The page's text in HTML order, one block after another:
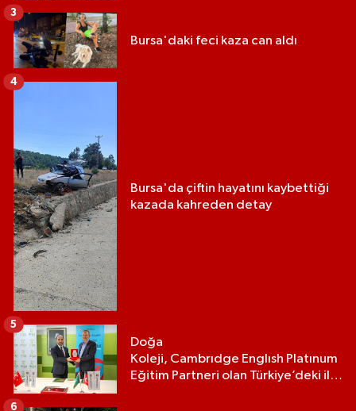
Bursa'daki feci kaza can aldı
3
Bursa'da çiftin hayatını kaybettiği
kazada kahreden detay
4
Doğa
Koleji, Cambrıdge Englısh Platınum
Eğitim Partneri olan Türkiye’deki ilk
5
6